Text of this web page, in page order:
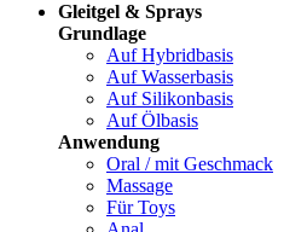
Gleitgel & Sprays
Grundlage
Auf Hybridbasis
Auf Wasserbasis
Auf Silikonbasis
Auf Ölbasis
Anwendung
Oral / mit Geschmack
Massage
Für Toys